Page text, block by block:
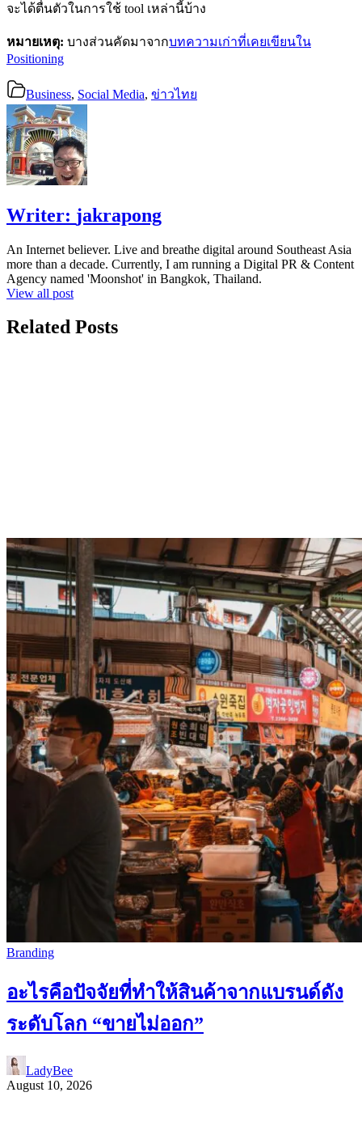
จะได้ตื่นตัวในการใช้ tool เหล่านี้บ้าง
หมายเหตุ: บางส่วนคัดมาจากบทความเก่าที่เคยเขียนใน
Positioning
Business, Social Media, ข่าวไทย
Writer: jakrapong
An Internet believer. Live and breathe digital around Southeast Asia
more than a decade. Currently, I am running a Digital PR & Content
Agency named 'Moonshot' in Bangkok, Thailand.
View all post
Related Posts
Branding
อะไรคือปัจจัยที่ทำให้สินค้าจากแบรนด์ดัง
ระดับโลก “ขายไม่ออก”
LadyBee
August 10, 2026